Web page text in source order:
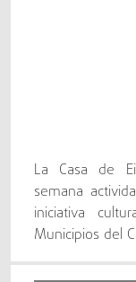
La Casa de
semana
iniciativa
Municipios del